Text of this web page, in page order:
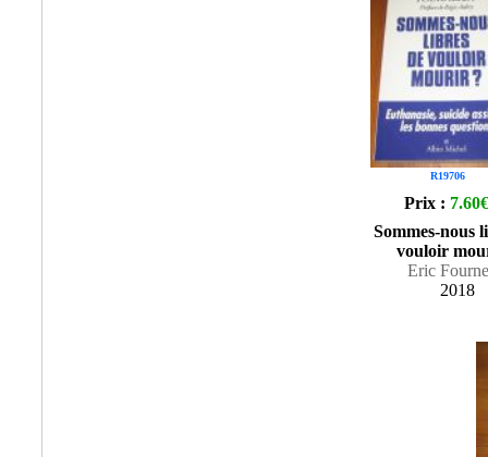
R19706
Prix : 7.60€
Sommes-nous
vouloir
Eric
2018